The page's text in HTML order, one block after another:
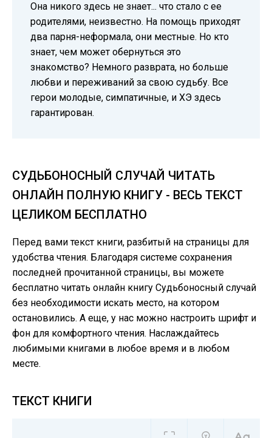
Она никого здесь не знает... что стало с ее
родителями, неизвестно. На помощь приходят
два парня-неформала, они местные. Но кто
знает, чем может обернуться это
знакомство? Немного разврата, но больше
любви и переживаний за свою судьбу. Все
герои молодые, симпатичные, и ХЭ здесь
гарантирован.
СУДЬБОНОСНЫЙ СЛУЧАЙ ЧИТАТЬ
ОНЛАЙН ПОЛНУЮ КНИГУ - ВЕСЬ ТЕКСТ
ЦЕЛИКОМ БЕСПЛАТНО
Перед вами текст книги, разбитый на страницы для
удобства чтения. Благодаря системе сохранения
последней прочитанной страницы, вы можете
бесплатно читать онлайн книгу Судьбоносный случай
без необходимости искать место, на котором
остановились. А еще, у нас можно настроить шрифт и
фон для комфортного чтения. Наслаждайтесь
любимыми книгами в любое время и в любом
месте.
ТЕКСТ КНИГИ